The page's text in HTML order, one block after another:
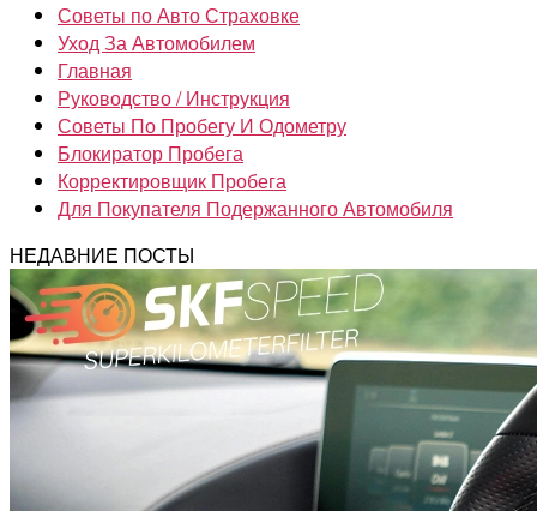
Советы по Авто Страховке
Уход За Автомобилем
Главная
Руководство / Инструкция
Советы По Пробегу И Одометру
Блокиратор Пробега
Корректировщик Пробега
Для Покупателя Подержанного Автомобиля
НЕДАВНИЕ ПОСТЫ